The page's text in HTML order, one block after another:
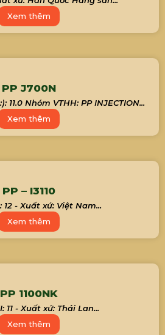
Xem thêm
PP J700N
11.0 Nhóm VTHH: PP INJECTION...
Xem thêm
PP – I3110
12 - Xuất xứ: Việt Nam...
Xem thêm
PP 1100NK
11 - Xuất xứ: Thái Lan...
Xem thêm